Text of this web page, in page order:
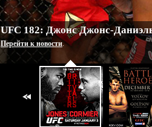
UFC 182: Джонс Джонс-
Перейти к новости.